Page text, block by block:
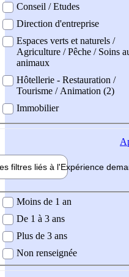
Conseil / Etudes
Direction d'entreprise
Espaces verts et naturels /
Agriculture / Pêche / Soins
animaux
Hôtellerie - Restauration /
Tourisme / Animation (2)
Immobilier
filtres liés à l'Expérience
demandée
Moins de 1 an
De 1 à 3 ans
Plus de 3 ans
Non renseignée